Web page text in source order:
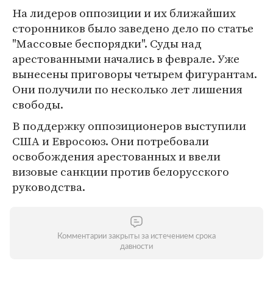
На лидеров оппозиции и их ближайших
сторонников было заведено дело по статье
"Массовые беспорядки". Суды над
арестованными начались в феврале. Уже
вынесены приговоры четырем фигурантам.
Они получили по несколько лет лишения
свободы.
В поддержку оппозиционеров выступили
США и Евросоюз. Они потребовали
освобождения арестованных и ввели
визовые санкции против белорусского
руководства.
Комментарии закрыты за истечением срока
давности